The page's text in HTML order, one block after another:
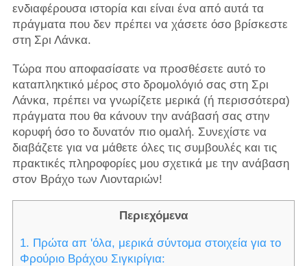
ενδιαφέρουσα ιστορία και είναι ένα από αυτά τα
πράγματα που δεν πρέπει να χάσετε όσο βρίσκεστε
στη Σρι Λάνκα.
Τώρα που αποφασίσατε να προσθέσετε αυτό το
καταπληκτικό μέρος στο δρομολόγιό σας στη Σρι
Λάνκα, πρέπει να γνωρίζετε μερικά (ή περισσότερα)
πράγματα που θα κάνουν την ανάβασή σας στην
κορυφή όσο το δυνατόν πιο ομαλή. Συνεχίστε να
διαβάζετε για να μάθετε όλες τις συμβουλές και τις
πρακτικές πληροφορίες μου σχετικά με την ανάβαση
στον Βράχο των Λιονταριών!
Περιεχόμενα
1. Πρώτα απ 'όλα, μερικά σύντομα στοιχεία για το
Φρούριο Βράχου Σιγκιρίγια: